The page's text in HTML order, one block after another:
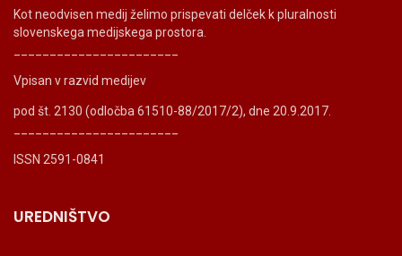
Kot neodvisen medij želimo prispevati delček k pluralnosti
slovenskega medijskega prostora.
Vpisan v razvid medijev
pod št. 2130 (odločba 61510-88/2017/2), dne 20.9.2017.
ISSN 2591-0841
UREDNIŠTVO